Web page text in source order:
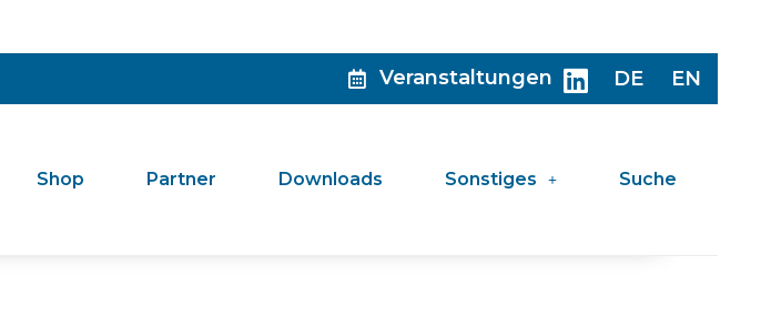
Veranstaltungen DE EN
Shop Partner Downloads Sonstiges Suche